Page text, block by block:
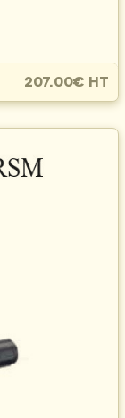
207.00€ HT